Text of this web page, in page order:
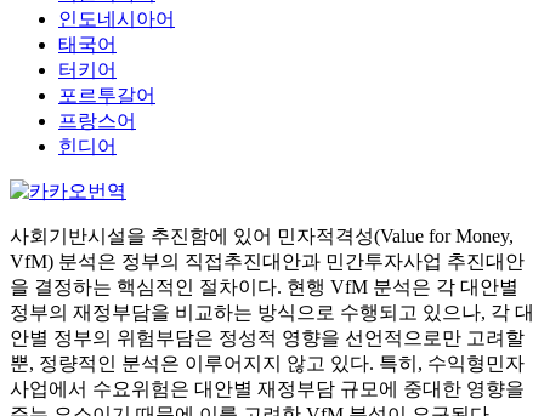
인도네시아어
태국어
터키어
포르투갈어
프랑스어
힌디어
사회기반시설을 추진함에 있어 민자적격성(Value for Money,
VfM) 분석은 정부의 직접추진대안과 민간투자사업 추진대안
을 결정하는 핵심적인 절차이다. 현행 VfM 분석은 각 대안별
정부의 재정부담을 비교하는 방식으로 수행되고 있으나, 각 대
안별 정부의 위험부담은 정성적 영향을 선언적으로만 고려할
뿐, 정량적인 분석은 이루어지지 않고 있다. 특히, 수익형민자
사업에서 수요위험은 대안별 재정부담 규모에 중대한 영향을